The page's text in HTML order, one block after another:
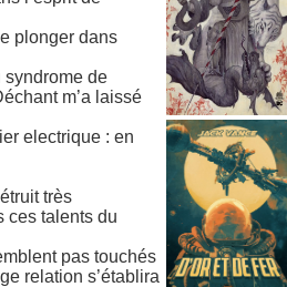
plonger dans
syndrome de
m’a laissé
electrique : en
très
ces talents du
pas touchés
relation s’établira